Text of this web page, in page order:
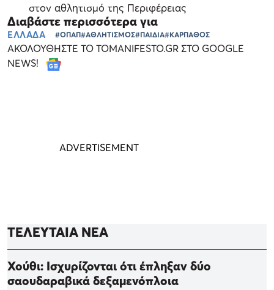
στον αθλητισμό της Περιφέρειας
Διαβάστε περισσότερα για
ΕΛΛΑΔΑ #ΟΠΑΠ#ΑΘΛΗΤΙΣΜΟΣ#ΠΑΙΔΙΑ#ΚΑΡΠΑΘΟΣ
ΑΚΟΛΟΥΘΗΣΤΕ ΤΟ TOMANIFESTO.GR ΣΤΟ GOOGLE
NEWS!
ΤΕΛΕΥΤΑΙΑ ΝΕΑ
Χούθι: Ισχυρίζονται ότι έπληξαν δύο
σαουδαραβικά δεξαμενόπλοια